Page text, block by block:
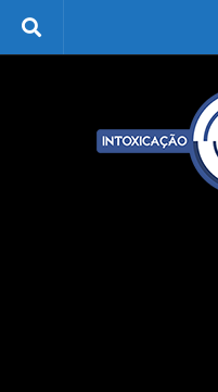
Skip to content